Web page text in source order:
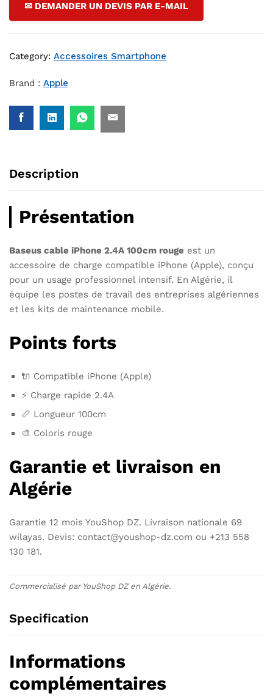
✉ DEMANDER UN DEVIS PAR E-MAIL
Category: Accessoires Smartphone
Brand : Apple
Description
Présentation
Baseus cable iPhone 2.4A 100cm rouge est un
accessoire de charge compatible iPhone (Apple), conçu
pour un usage professionnel intensif. En Algérie, il
équipe les postes de travail des entreprises algériennes
et les kits de maintenance mobile.
Points forts
🔌 Compatible iPhone (Apple)
⚡ Charge rapide 2.4A
📏 Longueur 100cm
🎨 Coloris rouge
Garantie et livraison en
Algérie
Garantie 12 mois YouShop DZ. Livraison nationale 69
wilayas. Devis: contact@youshop-dz.com ou +213 558
130 181.
Commercialisé par YouShop DZ en Algérie.
Specification
Informations
complémentaires